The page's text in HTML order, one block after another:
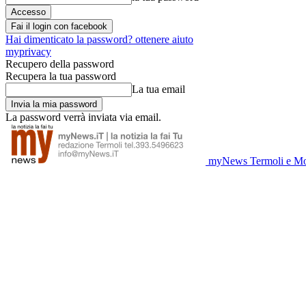
Fai il login con facebook
Hai dimenticato la password? ottenere aiuto
myprivacy
Recupero della password
Recupera la tua password
La tua email
La password verrà inviata via email.
myNews Termoli e